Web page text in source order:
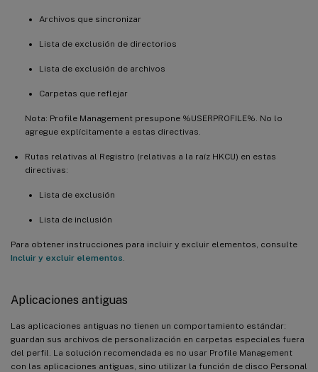
Archivos que sincronizar
Lista de exclusión de directorios
Lista de exclusión de archivos
Carpetas que reflejar
Nota: Profile Management presupone %USERPROFILE%. No lo
agregue explícitamente a estas directivas.
Rutas relativas al Registro (relativas a la raíz HKCU) en estas
directivas:
Lista de exclusión
Lista de inclusión
Para obtener instrucciones para incluir y excluir elementos, consulte
Incluir y excluir elementos
Aplicaciones antiguas
Las aplicaciones antiguas no tienen un comportamiento estándar:
guardan sus archivos de personalización en carpetas especiales fuera
del perfil. La solución recomendada es no usar Profile Management
con las aplicaciones antiguas, sino utilizar la función de disco Personal